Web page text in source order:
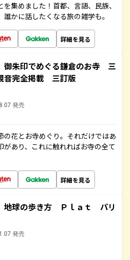
集めました！首都、言語、民族、
かに話したくなる旅の雑学も。
詳細を見る
朱印でめぐる鎌倉のお寺 三
音完全掲載 三訂版
発売
の花とお寺めぐり。それだけではあ
があり、これに触れればお寺の全て
詳細を見る
球の歩き方 Ｐｌａｔ パリ
発売